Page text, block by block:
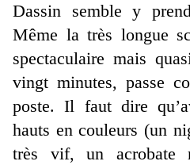
Dassin semble y
Même la très longue
spectaculaire mais
vingt minutes, passe
poste. Il faut dire
hauts en couleurs (un
très vif, un acrobate